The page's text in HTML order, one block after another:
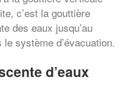
c’est la gouttière
des eaux jusqu’au
système d’évacuation.
d’eaux